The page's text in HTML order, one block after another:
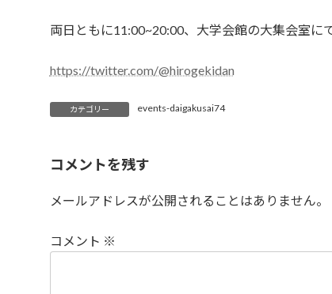
両日ともに11:00~20:00、大学会館の大集会室に
https://twitter.com/@hirogekidan
カテゴリー events-daigakusai74
コメントを残す
メールアドレスが公開されることはありません。
コメント ※